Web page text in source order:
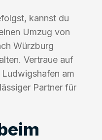
kannst du
Umzug von
Würzburg
Vertraue auf
am
Partner für